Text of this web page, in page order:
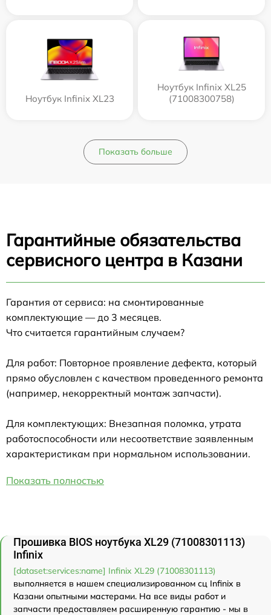
Ноутбук Infinix XL23
Ноутбук Infinix XL25
(71008300758)
Показать больше
Гарантийные обязательства
сервисного центра в Казани
Гарантия от сервиса: на смонтированные
комплектующие — до 3 месяцев.
Что считается гарантийным случаем?
Для работ: Повторное проявление дефекта, который
прямо обусловлен с качеством проведенного ремонта
(например, некорректный монтаж запчасти).
Для комплектующих: Внезапная поломка, утрата
работоспособности или несоответствие заявленным
характеристикам при нормальном использовании.
Показать полностью
Прошивка BIOS ноутбука XL29 (71008301113)
Infinix
[dataset:services:name] Infinix XL29 (71008301113)
выполняется в нашем специализированном сц Infinix в
Казани опытными мастерами. На все виды работ и
запчасти предоставляем расширенную гарантию - мы в